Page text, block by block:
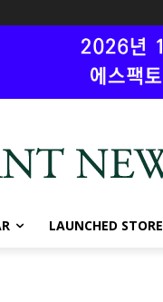
LAUNCHED STORE